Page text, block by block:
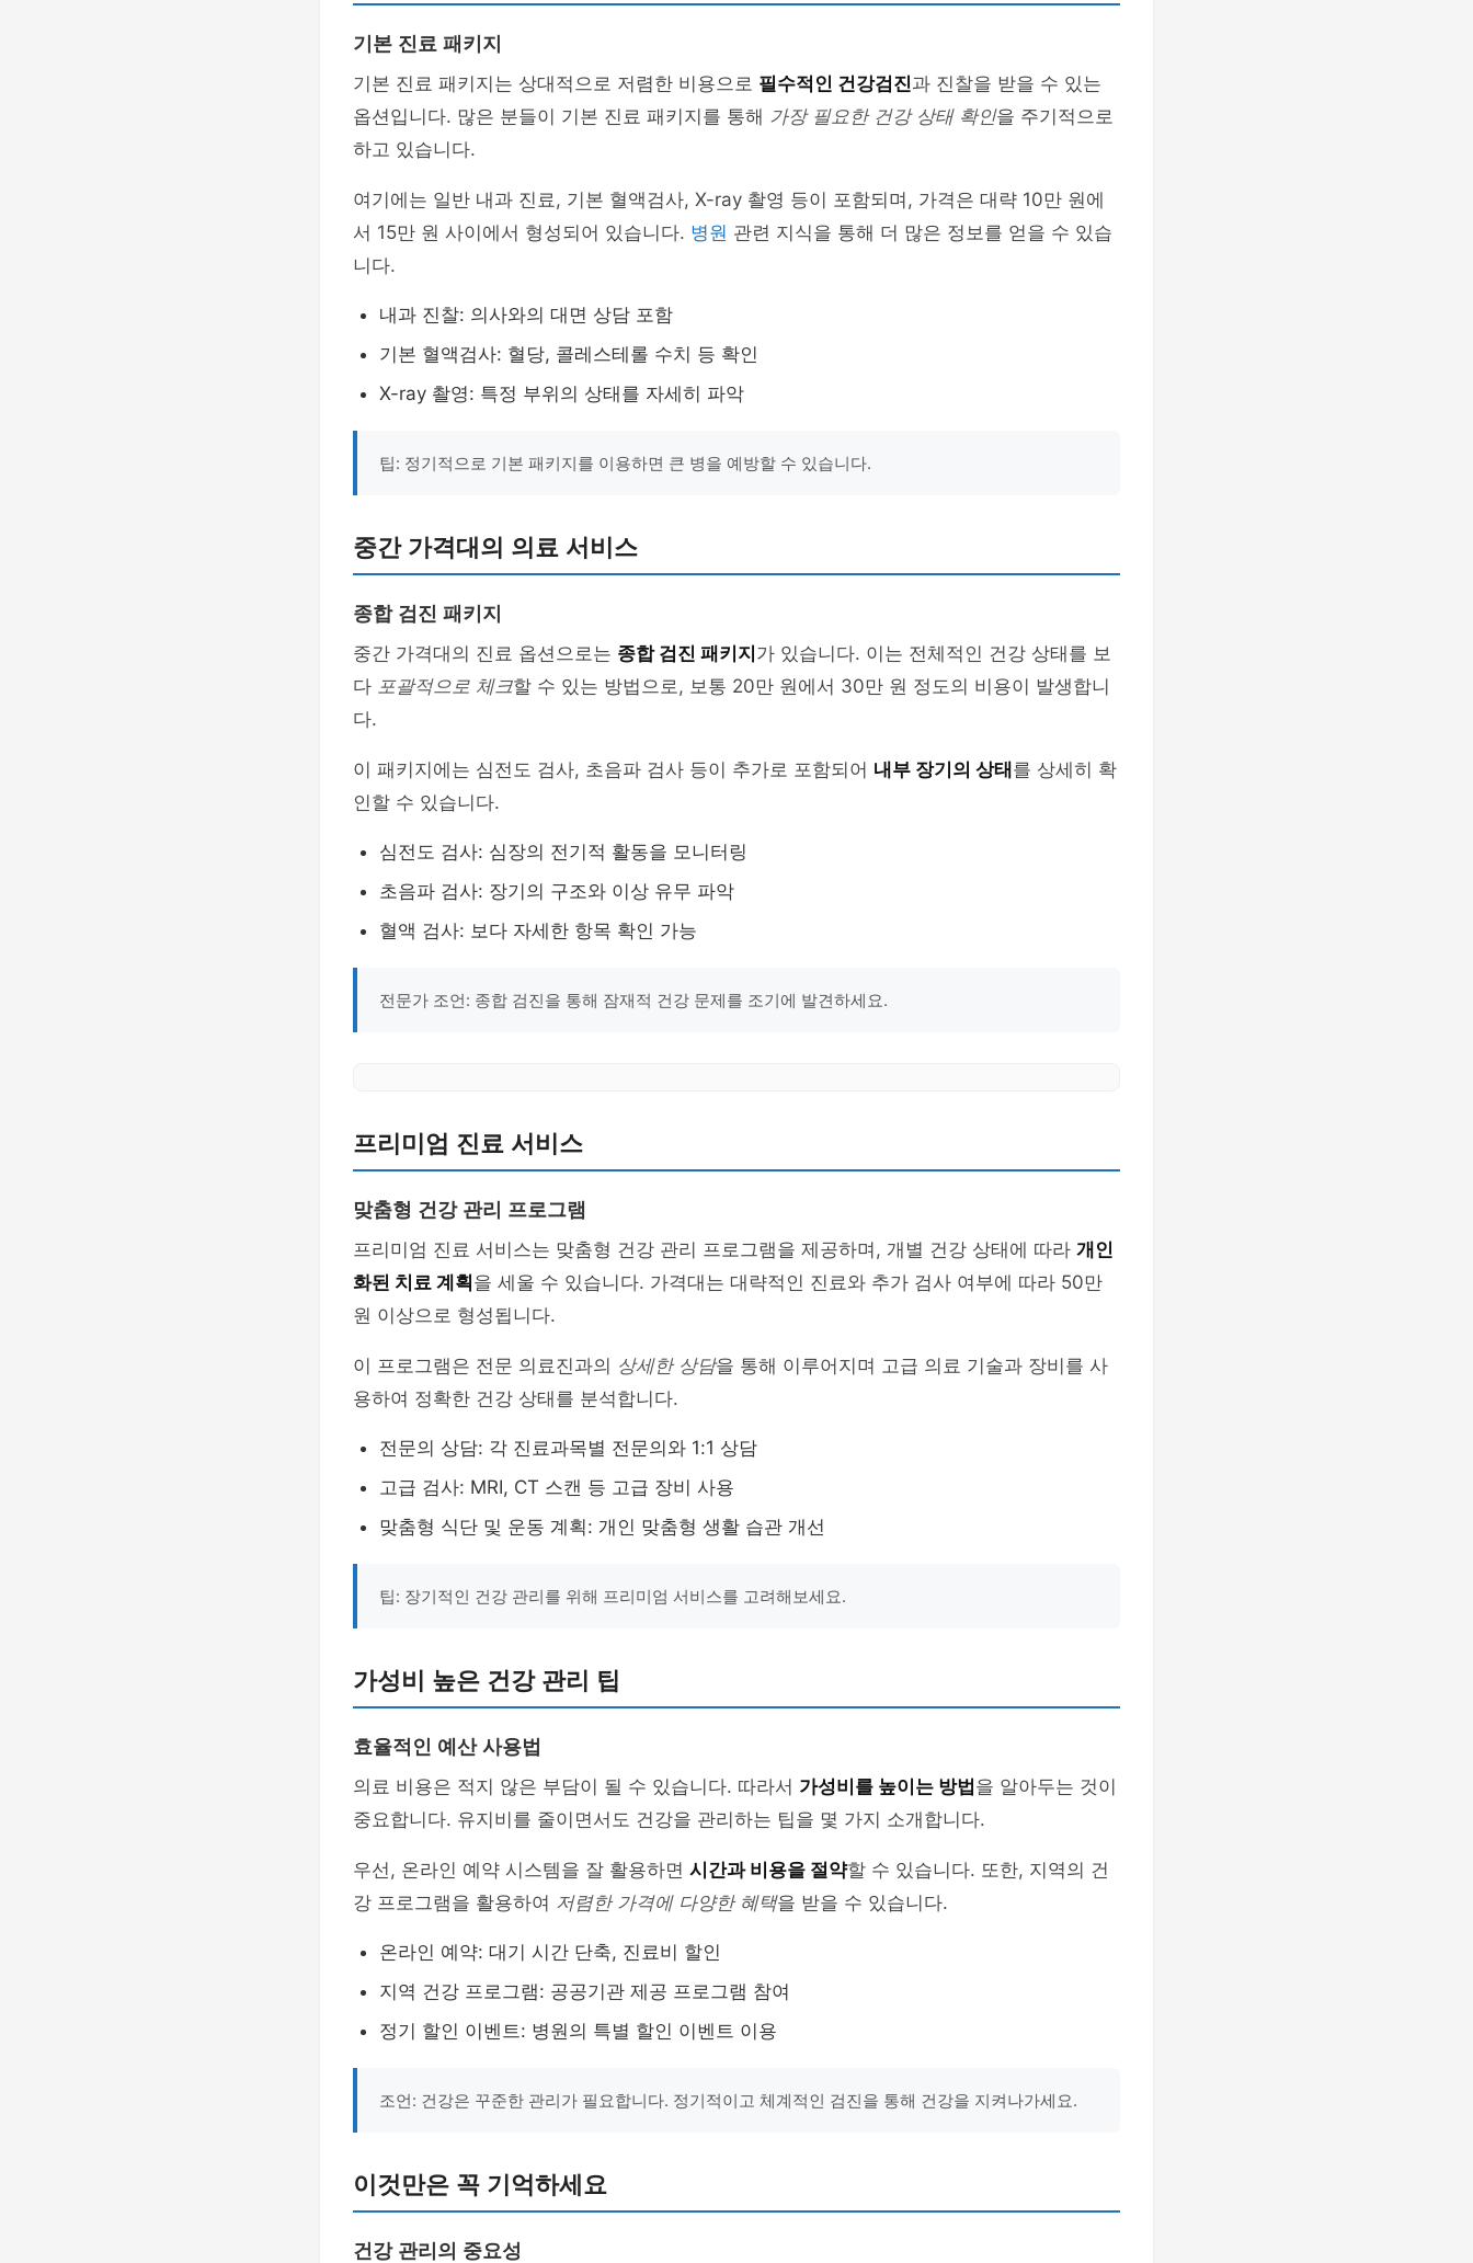
기본 진료 패키지
기본 진료 패키지는 상대적으로 저렴한 비용으로 필수적인 건강검진과 진찰을 받을 수 있는
옵션입니다. 많은 분들이 기본 진료 패키지를 통해 가장 필요한 건강 상태 확인을 주기적으로
하고 있습니다.
여기에는 일반 내과 진료, 기본 혈액검사, X-ray 촬영 등이 포함되며, 가격은 대략 10만 원에
서 15만 원 사이에서 형성되어 있습니다. 병원 관련 지식을 통해 더 많은 정보를 얻을 수 있습
니다.
내과 진찰: 의사와의 대면 상담 포함
기본 혈액검사: 혈당, 콜레스테롤 수치 등 확인
X-ray 촬영: 특정 부위의 상태를 자세히 파악
팁: 정기적으로 기본 패키지를 이용하면 큰 병을 예방할 수 있습니다.
중간 가격대의 의료 서비스
종합 검진 패키지
중간 가격대의 진료 옵션으로는 종합 검진 패키지 가 있습니다. 이는 전체적인 건강 상태를 보
다 포괄적으로 체크할 수 있는 방법으로, 보통 20만 원에서 30만 원 정도의 비용이 발생합니
다.
이 패키지에는 심전도 검사, 초음파 검사 등이 추가로 포함되어 내부 장기의 상태 를 상세히 확
인할 수 있습니다.
심전도 검사: 심장의 전기적 활동을 모니터링
초음파 검사: 장기의 구조와 이상 유무 파악
혈액 검사: 보다 자세한 항목 확인 가능
전문가 조언: 종합 검진을 통해 잠재적 건강 문제를 조기에 발견하세요.
프리미엄 진료 서비스
맞춤형 건강 관리 프로그램
프리미엄 진료 서비스는 맞춤형 건강 관리 프로그램을 제공하며, 개별 건강 상태에 따라 개인
화된 치료 계획 을 세울 수 있습니다. 가격대는 대략적인 진료와 추가 검사 여부에 따라 50만
원 이상으로 형성됩니다.
이 프로그램은 전문 의료진과의 상세한 상담을 통해 이루어지며 고급 의료 기술과 장비를 사
용하여 정확한 건강 상태를 분석합니다.
전문의 상담: 각 진료과목별 전문의와 1:1 상담
고급 검사: MRI, CT 스캔 등 고급 장비 사용
맞춤형 식단 및 운동 계획: 개인 맞춤형 생활 습관 개선
팁: 장기적인 건강 관리를 위해 프리미엄 서비스를 고려해보세요.
가성비 높은 건강 관리 팁
효율적인 예산 사용법
의료 비용은 적지 않은 부담이 될 수 있습니다. 따라서 가성비를 높이는 방법 을 알아두는 것이
중요합니다. 유지비를 줄이면서도 건강을 관리하는 팁을 몇 가지 소개합니다.
우선, 온라인 예약 시스템을 잘 활용하면 시간과 비용을 절약할 수 있습니다. 또한, 지역의 건
강 프로그램을 활용하여 저렴한 가격에 다양한 혜택을 받을 수 있습니다.
온라인 예약: 대기 시간 단축, 진료비 할인
지역 건강 프로그램: 공공기관 제공 프로그램 참여
정기 할인 이벤트: 병원의 특별 할인 이벤트 이용
조언: 건강은 꾸준한 관리가 필요합니다. 정기적이고 체계적인 검진을 통해 건강을 지켜나가세요.
이것만은 꼭 기억하세요
건강 관리의 중요성